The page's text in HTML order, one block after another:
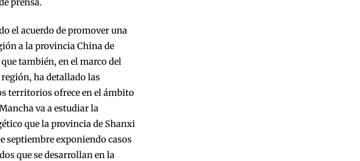
el acuerdo de promover una
a la provincia China de
también, en el marco del
ha detallado las
territorios ofrece en el ámbito
va a estudiar la
que la provincia de Shanxi
septiembre exponiendo casos
que se desarrollan en la